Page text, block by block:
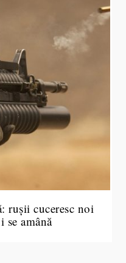
rușii cuceresc noi
amână